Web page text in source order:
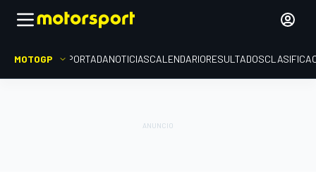
MOTOGP PORTADANOTICIASCALENDARIORESULTADOS